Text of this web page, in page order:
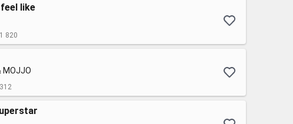
like
1 820
MOJJO
312